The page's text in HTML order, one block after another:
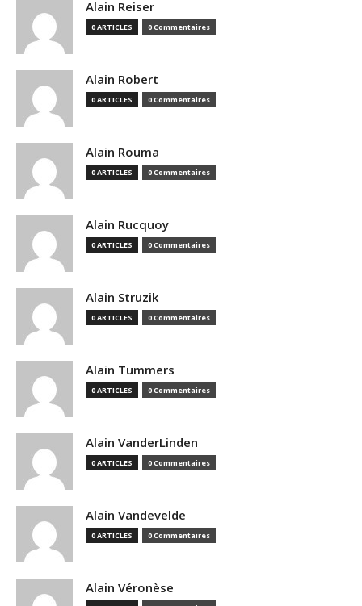
Alain Reiser
0 ARTICLES 0 Commentaires
Alain Robert
0 ARTICLES 0 Commentaires
Alain Rouma
0 ARTICLES 0 Commentaires
Alain Rucquoy
0 ARTICLES 0 Commentaires
Alain Struzik
0 ARTICLES 0 Commentaires
Alain Tummers
0 ARTICLES 0 Commentaires
Alain VanderLinden
0 ARTICLES 0 Commentaires
Alain Vandevelde
0 ARTICLES 0 Commentaires
Alain Véronèse